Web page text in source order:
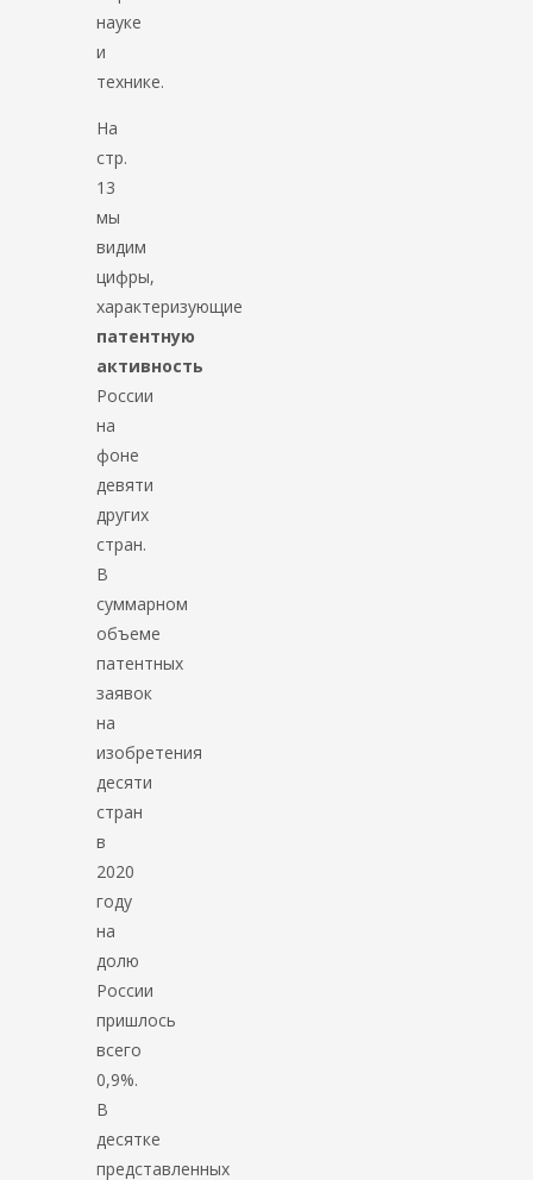
науке
и
технике.
На
стр.
13
мы
видим
цифры,
характеризующие
патентную
активность
России
на
фоне
девяти
других
стран.
В
суммарном
объеме
патентных
заявок
на
изобретения
десяти
стран
в
2020
году
на
долю
России
пришлось
всего
0,9%.
В
десятке
представленных